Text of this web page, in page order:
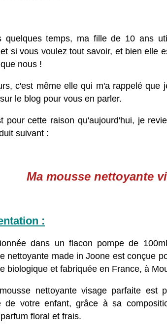
quelques temps, ma fille de 10 ans
si vous voulez tout savoir, et bien elle
nous !
c'est même elle qui m'a rappelé que
le blog pour vous en parler.
pour cette raison qu'aujourd'hui, je
suivant :
Ma mousse nettoyante
:
dans un flacon pompe de
nettoyante made in Joone est conçue
biologique et fabriquée en France, à
nettoyante visage parfaite est
de votre enfant, grâce à sa
floral et frais.